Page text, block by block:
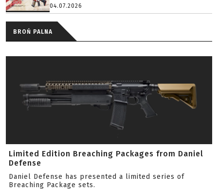
04.07.2026
BROŃ PALNA
Limited Edition Breaching Packages from Daniel
Defense
Daniel Defense has presented a limited series of
Breaching Package sets.